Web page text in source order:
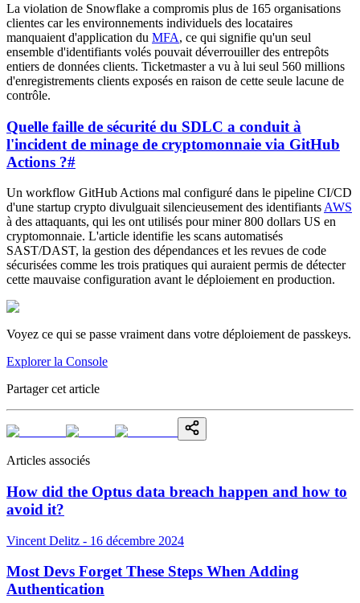
La violation de Snowflake a compromis plus de 165 organisations
clientes car les environnements individuels des locataires
manquaient d'application du MFA, ce qui signifie qu'un seul
ensemble d'identifiants volés pouvait déverrouiller des entrepôts
entiers de données clients. Ticketmaster a vu à lui seul 560 millions
d'enregistrements clients exposés en raison de cette seule lacune de
contrôle.
Quelle faille de sécurité du SDLC a conduit à
l'incident de minage de cryptomonnaie via GitHub
Actions ?#
Un workflow GitHub Actions mal configuré dans le pipeline CI/CD
d'une startup crypto divulguait silencieusement des identifiants AWS
à des attaquants, qui les ont utilisés pour miner 800 dollars US en
cryptomonnaie. L'article identifie les scans automatisés
SAST/DAST, la gestion des dépendances et les revues de code
sécurisées comme les trois pratiques qui auraient permis de détecter
cette mauvaise configuration avant le déploiement en production.
Voyez ce qui se passe vraiment dans votre déploiement de passkeys.
Explorer la Console
Partager cet article
Articles associés
How did the Optus data breach happen and how to
avoid it?
Vincent Delitz - 16 décembre 2024
Most Devs Forget These Steps When Adding
Authentication